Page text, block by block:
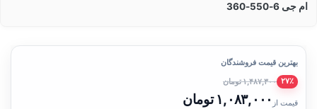
ام جی 6-550-360
بهترین قیمت فروشندگان
۲۷٪ ۱,۴۸۷,۳۰۰ تومان
قیمت از ۱,۰۸۳,۰۰۰ تومان